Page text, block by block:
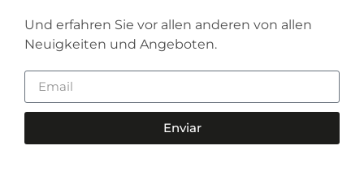
Und erfahren Sie vor allen anderen von allen
Neuigkeiten und Angeboten.
Enviar